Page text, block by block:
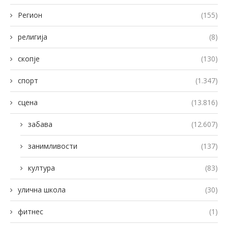
Регион (155)
религија (8)
скопје (130)
спорт (1.347)
сцена (13.816)
забава (12.607)
занимливости (137)
култура (83)
улична школа (30)
фитнес (1)